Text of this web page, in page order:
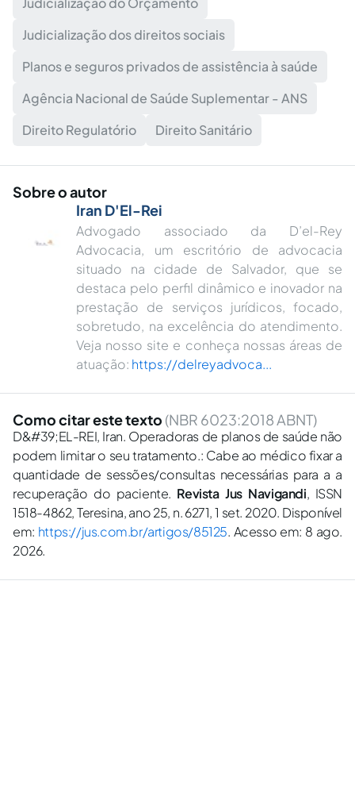
Judicialização dos direitos sociais
Planos e seguros privados de assistência à saúde
Agência Nacional de Saúde Suplementar - ANS
Direito Regulatório
Direito Sanitário
Sobre o autor
Iran D'El-Rei
Advogado associado da D’el-Rey
Advocacia, um escritório de advocacia
situado na cidade de Salvador, que se
destaca pelo perfil dinâmico e inovador na
prestação de serviços jurídicos, focado,
sobretudo, na excelência do atendimento.
Veja nosso site e conheça nossas áreas de
atuação: https://delreyadvoca...
Como citar este texto (NBR 6023:2018 ABNT)
D&#39;EL-REI, Iran. Operadoras de planos de saúde não
podem limitar o seu tratamento.: Cabe ao médico fixar a
quantidade de sessões/consultas necessárias para a a
recuperação do paciente. Revista Jus Navigandi, ISSN
1518-4862, Teresina, ano 25, n. 6271, 1 set. 2020. Disponível
em: https://jus.com.br/artigos/85125. Acesso em: 8 ago.
2026.